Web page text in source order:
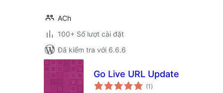
ACh
100+ Số lượt cài đặt
Đã kiểm tra với 6.6.6
Go Live URL Update
(1 tổng
đánh
)